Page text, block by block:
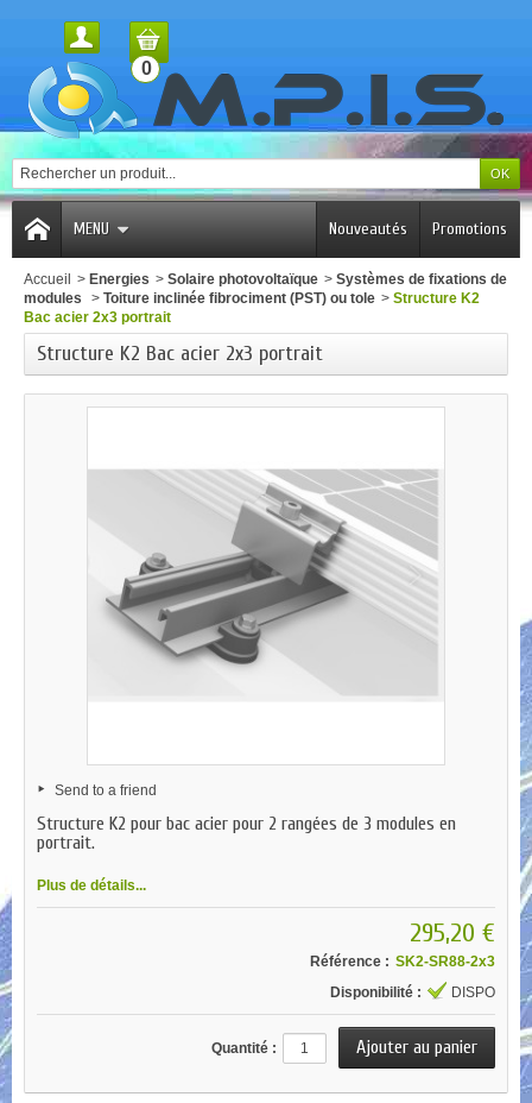
0
MENU Promotions
Nouveautés
Accueil > Energies > Solaire photovoltaïque > Systèmes de fixations de
modules
> Toiture inclinée fibrociment (PST) ou tole > Structure K2
Bac acier 2x3 portrait
Structure K2 Bac acier 2x3 portrait
Send to a friend
Structure K2 pour bac acier pour 2 rangées de 3 modules en
portrait.
Plus de détails...
295,20 €
Référence : SK2-SR88-2x3
Disponibilité :
DISPO
Quantité :